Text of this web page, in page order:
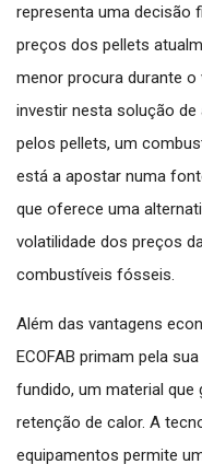
representa uma decisão
preços dos pellets
menor procura durante
investir nesta solução
pelos pellets, um
está a apostar numa
que oferece uma
volatilidade dos preços
combustíveis fósseis.
Além das vantagens
ECOFAB primam pela
fundido, um material que
retenção de calor. A
equipamentos permite